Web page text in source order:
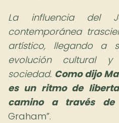
La influencia del
contemporánea
artístico, llegando a
evolución cultural
sociedad. Como dijo
es un ritmo de
camino a través de
Graham .